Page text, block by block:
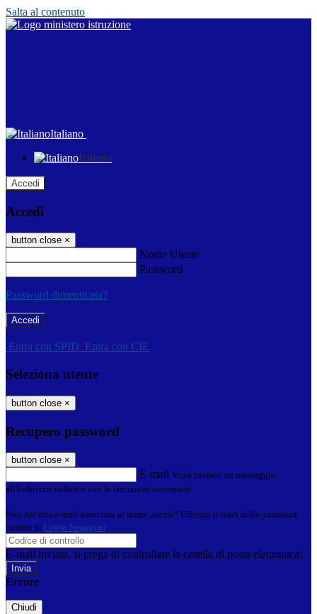
Salta al contenuto
Italiano
Italiano
Accedi
Accedi
button close ×
Nome Utente
Password
Password dimenticata?
-
Entra con SPID Entra con CIE
Seleziona utente
button close ×
Recupero password
button close ×
E-mail Verrà inviato un messaggio
all'indirizzo indicato con le istruzioni necessarie.
Non hai una e-mail associata al nome utente? Effettua il reset della password
tramite la Login Spaggiari
E-mail inviata, si prega di controllare la casella di posta elettronica!
Errore
Chiudi